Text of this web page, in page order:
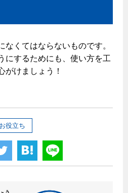
なくてはならないものです。
にするためにも、使い方を工
がけましょう！
お役立ち